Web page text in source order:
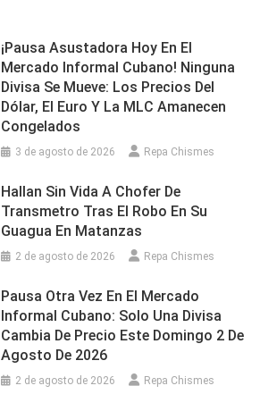
¡Pausa Asustadora Hoy En El
Mercado Informal Cubano! Ninguna
Divisa Se Mueve: Los Precios Del
Dólar, El Euro Y La MLC Amanecen
Congelados
3 de agosto de 2026 Repa Chismes
Hallan Sin Vida A Chofer De
Transmetro Tras El Robo En Su
Guagua En Matanzas
2 de agosto de 2026 Repa Chismes
Pausa Otra Vez En El Mercado
Informal Cubano: Solo Una Divisa
Cambia De Precio Este Domingo 2 De
Agosto De 2026
2 de agosto de 2026 Repa Chismes